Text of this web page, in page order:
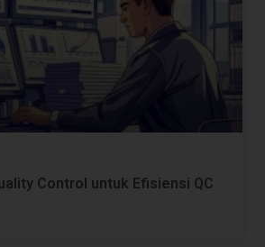
Control untuk Efisiensi QC